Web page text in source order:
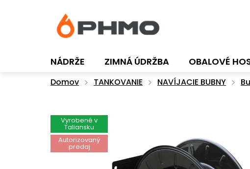
NÁDRŽE ZIMNÁ ÚDRŽBA OBALOVÉ
Domov TANKOVANIE NAVÍJACIE BUBNY
Vyrobené v
Taliansku
Autorizovaný
predaj